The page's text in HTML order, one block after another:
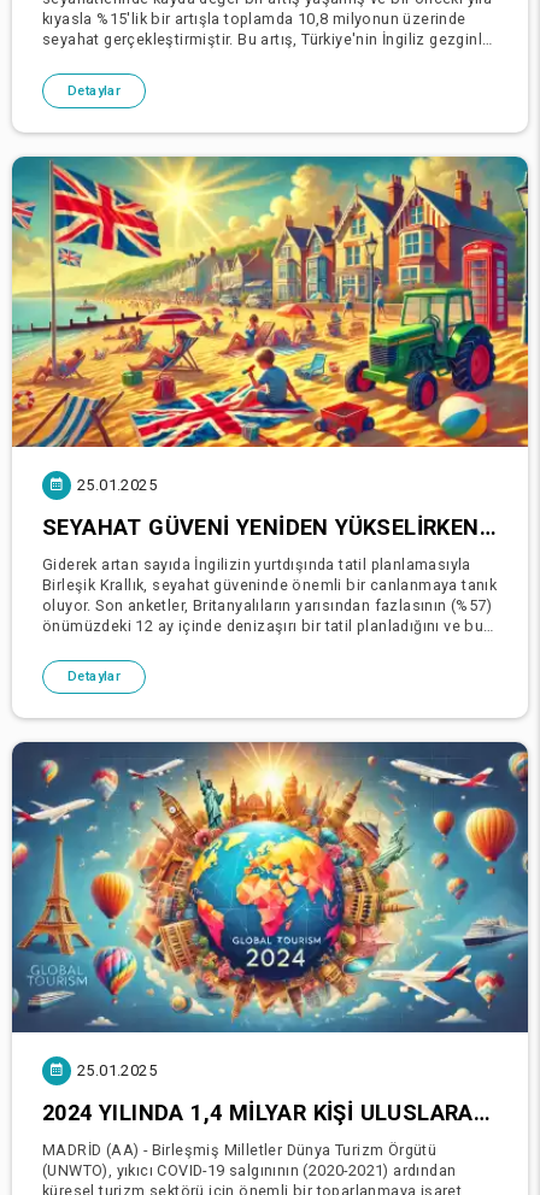
kıyasla %15'lik bir artışla toplamda 10,8 milyonun üzerinde
seyahat gerçekleştirmiştir. Bu artış, Türkiye'nin İngiliz gezginler
Detaylar
25.01.2025
SEYAHAT GÜVENI YENIDEN YÜKSELIRKEN İNGILIZLERIN TATIL PLANLARINDA ARTIŞ
Giderek artan sayıda İngilizin yurtdışında tatil planlamasıyla
Birleşik Krallık, seyahat güveninde önemli bir canlanmaya tanık
oluyor. Son anketler, Britanyalıların yarısından fazlasının (%57)
önümüzdeki 12 ay içinde denizaşırı bir tatil planladığını ve bu
Detaylar
25.01.2025
2024 YILINDA 1,4 MILYAR KIŞI ULUSLARARASI SEYAHAT GERÇEKLEŞTIRDI: BM DÜNYA TURIZM ÖRGÜTÜ RAPORU
MADRİD (AA) - Birleşmiş Milletler Dünya Turizm Örgütü
(UNWTO), yıkıcı COVID-19 salgınının (2020-2021) ardından
küresel turizm sektörü için önemli bir toparlanmaya işaret